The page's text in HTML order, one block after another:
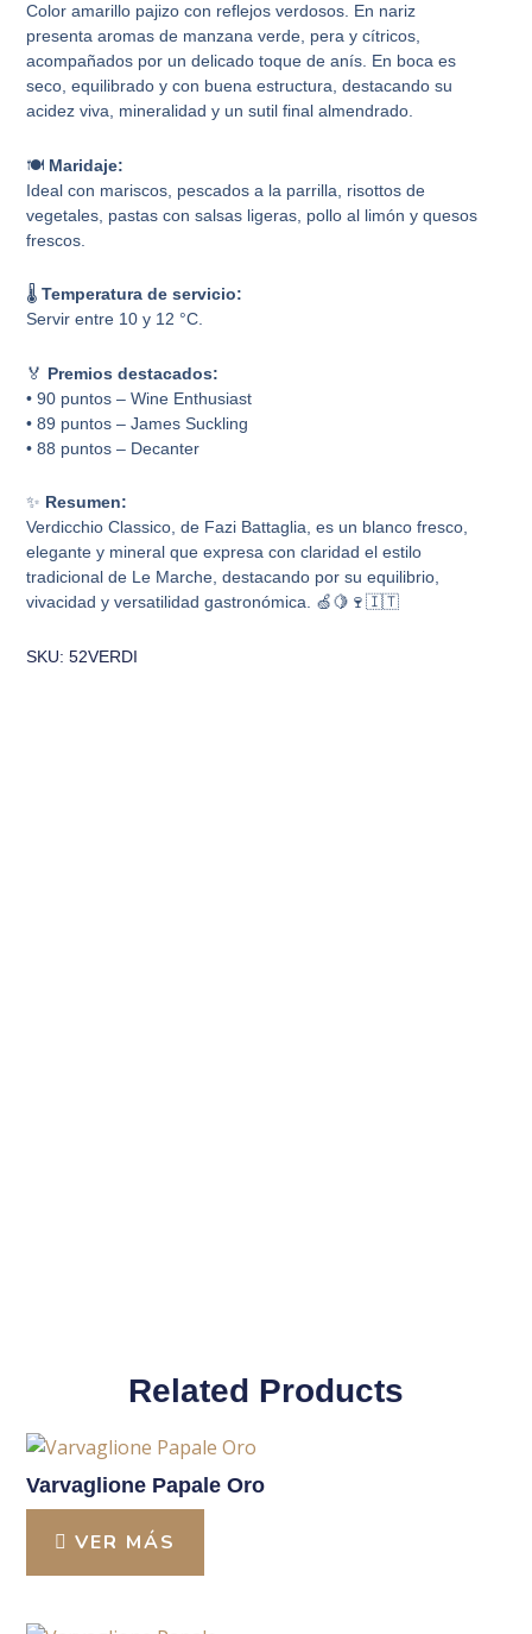
Color amarillo pajizo con reflejos verdosos. En nariz
presenta aromas de manzana verde, pera y cítricos,
acompañados por un delicado toque de anís. En boca es
seco, equilibrado y con buena estructura, destacando su
acidez viva, mineralidad y un sutil final almendrado.
🍽️ Maridaje:
Ideal con mariscos, pescados a la parrilla, risottos de
vegetales, pastas con salsas ligeras, pollo al limón y quesos
frescos.
🌡️Temperatura de servicio:
Servir entre 10 y 12 °C.
🏅 Premios destacados:
• 90 puntos – Wine Enthusiast
• 89 puntos – James Suckling
• 88 puntos – Decanter
✨ Resumen:
Verdicchio Classico, de Fazi Battaglia, es un blanco fresco,
elegante y mineral que expresa con claridad el estilo
tradicional de Le Marche, destacando por su equilibrio,
vivacidad y versatilidad gastronómica. 🍏🍋🍷🇮🇹
SKU: 52VERDI
Related Products
Varvaglione Papale Oro
VER MÁS